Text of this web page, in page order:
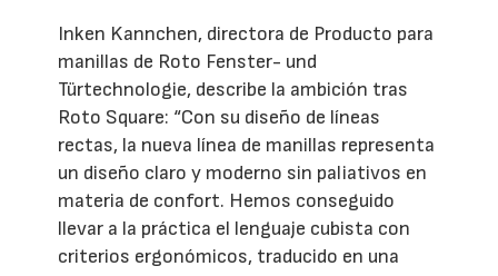
Inken Kannchen, directora de Producto para
manillas de Roto Fenster- und
Türtechnologie, describe la ambición tras
Roto Square: “Con su diseño de líneas
rectas, la nueva línea de manillas representa
un diseño claro y moderno sin paliativos en
materia de confort. Hemos conseguido
llevar a la práctica el lenguaje cubista con
criterios ergonómicos, traducido en una